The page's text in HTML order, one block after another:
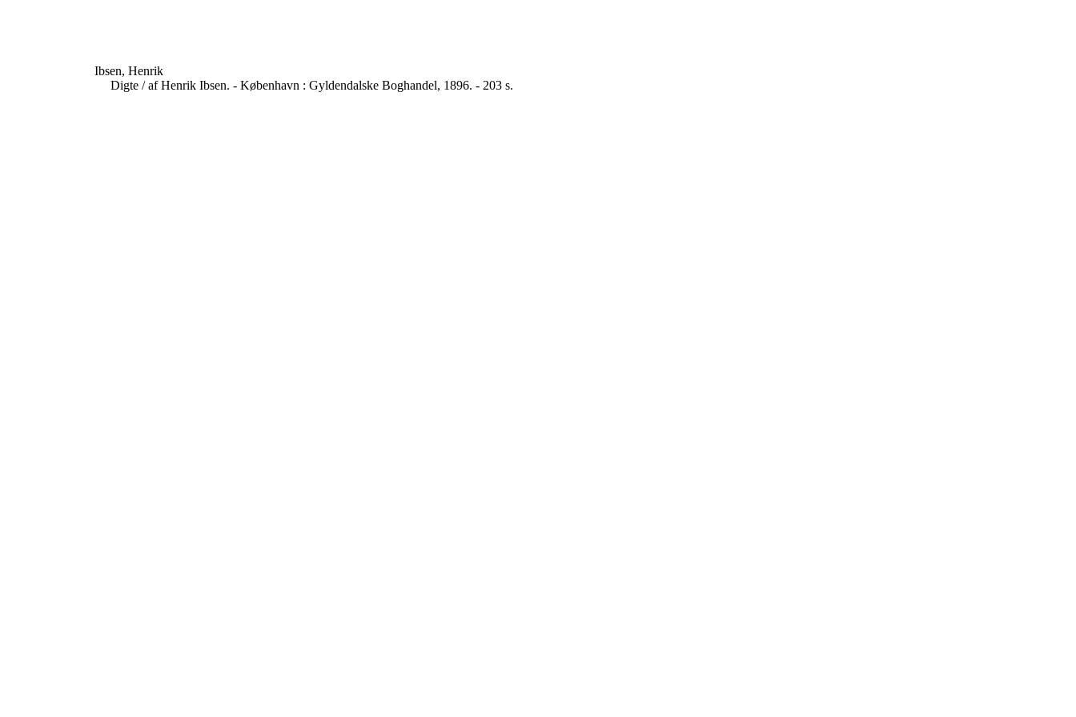
Ibsen, Henrik
Digte / af Henrik Ibsen. - København : Gyldendalske Boghandel, 1896. - 203 s.